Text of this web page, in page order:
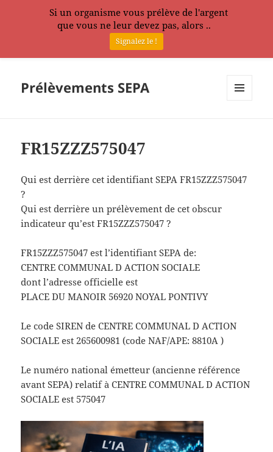
Prélèvements SEPA
FR15ZZZ575047
Qui est derrière cet identifiant SEPA FR15ZZZ575047
?
Qui est derrière un prélèvement de cet obscur
indicateur qu’est FR15ZZZ575047 ?
FR15ZZZ575047 est l’identifiant SEPA de:
CENTRE COMMUNAL D ACTION SOCIALE
dont l’adresse officielle est
PLACE DU MANOIR 56920 NOYAL PONTIVY
Le code SIREN de CENTRE COMMUNAL D ACTION
SOCIALE est 265600981 (code NAF/APE: 8810A )
Le numéro national émetteur (ancienne référence
avant SEPA) relatif à CENTRE COMMUNAL D ACTION
SOCIALE est 575047
Si un organisme vous prélève de l'argent
que vous ne leur devez pas, alors ..
Signalez le !